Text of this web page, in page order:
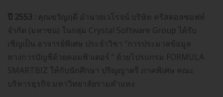
ปี 2553 : คุณขวัญฤดี อำนวยเวโรจน์ บริษัท คริสตอลซอฟท์
จำกัด (มหาชน) ในกลุ่ม Crystal Software Group ได้รับ
เชิญเป็น อาจารย์พิเศษ ประจำวิชา “การประมวลข้อมูล
ทางการบัญชีด้วยคอมพิวเตอร์ “ ด้วยโปรแกรม FORMULA
SMARTBIZ ให้กับนักศึกษา ปริญญาตรี ภาคพิเศษ คณะ
บริหารธุรกิจ มหาวิทยาลัยรามคำแหง